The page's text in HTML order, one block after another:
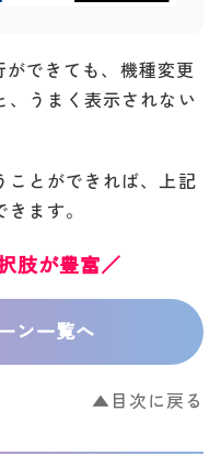
できても、機種変更
、うまく表示されない
ことができれば、上記
ます。
肢が豊富／
ン一覧へ
▲目次に戻る